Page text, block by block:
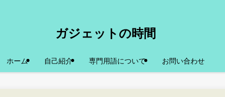
ガジェットの時間
ホーム 自己紹介 専門用語について お問い合わせ